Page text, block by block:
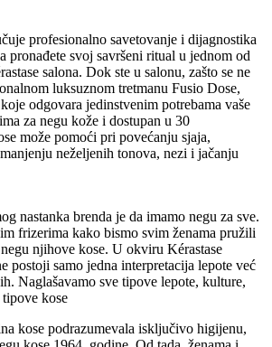
profesionalno savetovanje i dijagnostika
pronađete svoj savršeni ritual u jednom od
salona. Dok ste u salonu, zašto se ne
luksuznom tretmanu Fusio Dose,
odgovara jedinstvenim potrebama vaše
za negu kože i dostupan u 30
može pomoći pri povećanju sjaja,
neželjenih tonova, nezi i jačanju
nastanka brenda je da imamo negu za sve.
frizerima kako bismo svim ženama pružili
njihove kose. U okviru Kérastase
postoji samo jedna interpretacija lepote već
Naglašavamo sve tipove lepote, kulture,
kose
kose podrazumevala isključivo higijenu,